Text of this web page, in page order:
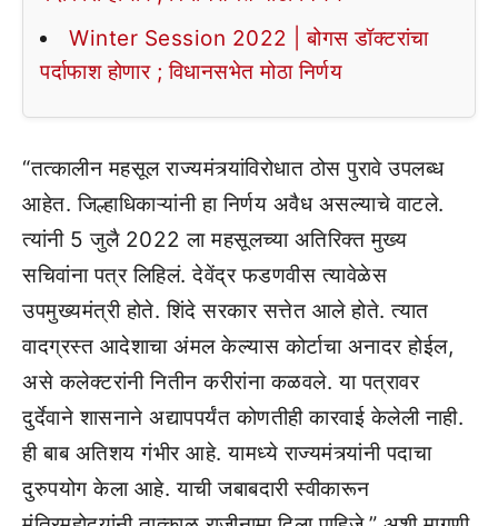
Winter Session 2022 | बोगस डॉक्टरांचा
पर्दाफाश होणार ; विधानसभेत मोठा निर्णय
“तत्कालीन महसूल राज्यमंत्र्यांविरोधात ठोस पुरावे उपलब्ध
आहेत. जिल्हाधिकाऱ्यांनी हा निर्णय अवैध असल्याचे वाटले.
त्यांनी 5 जुलै 2022 ला महसूलच्या अतिरिक्त मुख्य
सचिवांना पत्र लिहिलं. देवेंद्र फडणवीस त्यावेळेस
उपमुख्यमंत्री होते. शिंदे सरकार सत्तेत आले होते. त्यात
वादग्रस्त आदेशाचा अंमल केल्यास कोर्टाचा अनादर होईल,
असे कलेक्टरांनी नितीन करीरांना कळवले. या पत्रावर
दुर्देवाने शासनाने अद्यापपर्यंत कोणतीही कारवाई केलेली नाही.
ही बाब अतिशय गंभीर आहे. यामध्ये राज्यमंत्र्यांनी पदाचा
दुरुपयोग केला आहे. याची जबाबदारी स्वीकारून